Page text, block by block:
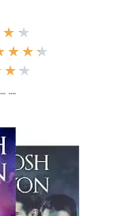
★ ★
★★★
★★
┈